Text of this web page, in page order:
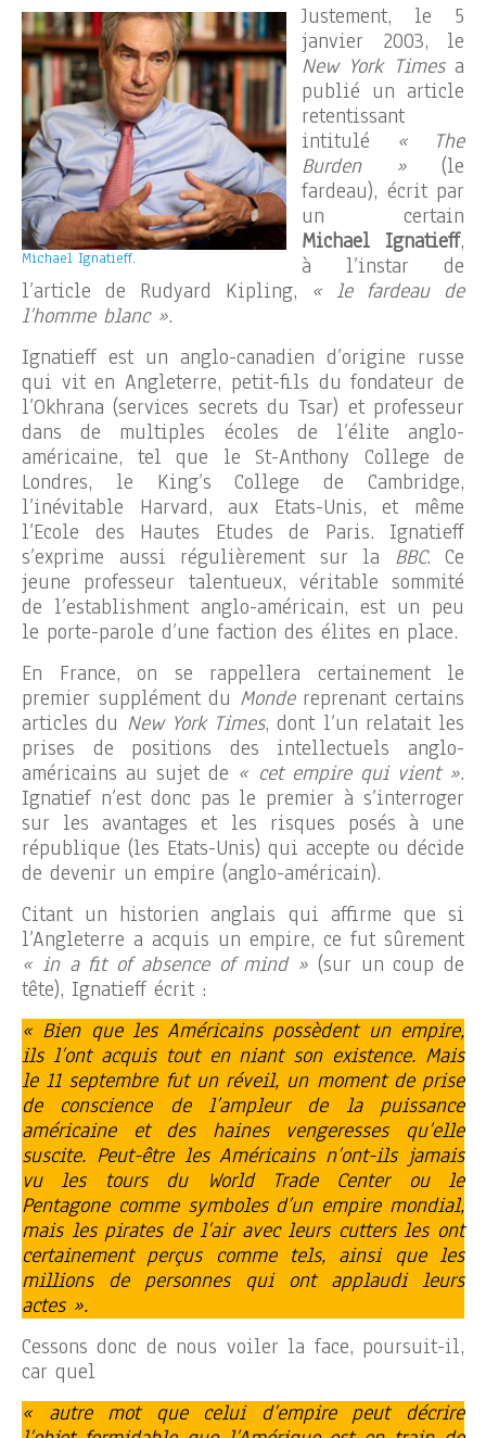
Michael Ignatieff.
Justement, le 5
janvier 2003, le
New York Timesa
publié un article
retentissant
intitulé « The
Burden » (le
fardeau), écrit par
un certain
Michael Ignatieff,
à l’instar de
l’article de Rudyard Kipling, « le fardeau de
l’homme blanc ».
Ignatieff est un anglo-canadien d’origine russe
qui vit en Angleterre, petit-fils du fondateur de
l’Okhrana (services secrets du Tsar) et professeur
dans de multiples écoles de l’élite anglo-
américaine, tel que le St-Anthony College de
Londres, le King’s College de Cambridge,
l’inévitable Harvard, aux Etats-Unis, et même
l’Ecole des Hautes Etudes de Paris. Ignatieff
s’exprime aussi régulièrement sur la BBC. Ce
jeune professeur talentueux, véritable sommité
de l’establishment anglo-américain, est un peu
le porte-parole d’une faction des élites en place.
En France, on se rappellera certainement le
premier supplément du Mondereprenant certains
articles du New York Times, dont l’un relatait les
prises de positions des intellectuels anglo-
américains au sujet de « cet empire qui vient ».
Ignatief n’est donc pas le premier à s’interroger
sur les avantages et les risques posés à une
république (les Etats-Unis) qui accepte ou décide
de devenir un empire (anglo-américain).
Citant un historien anglais qui affirme que si
l’Angleterre a acquis un empire, ce fut sûrement
« in a fit of absence of mind » (sur un coup de
tête), Ignatieff écrit :
« Bien que les Américains possèdent un empire,
ils l’ont acquis tout en niant son existence. Mais
le 11 septembre fut un réveil, un moment de prise
de conscience de l’ampleur de la puissance
américaine et des haines vengeresses qu’elle
suscite. Peut-être les Américains n’ont-ils jamais
vu les tours du World Trade Center ou le
Pentagone comme symboles d’un empire mondial,
mais les pirates de l’air avec leurs cutters les ont
certainement perçus comme tels, ainsi que les
millions de personnes qui ont applaudi leurs
actes ».
Cessons donc de nous voiler la face, poursuit-il,
car quel
« autre mot que celui d’empire peut décrire